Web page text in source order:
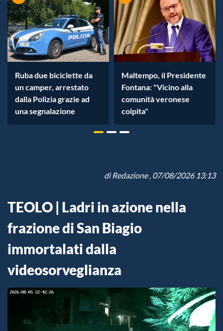
Ruba due biciclette da
un camper, arrestato
dalla Polizia grazie ad
una segnalazione
Maltempo, il Presidente
Fontana: "Vicino alla
comunità veronese
colpita"
diRedazione, 07/08/2026 13:13
TEOLO | Ladri in azione nella
frazione di San Biagio
immortalati dalla
videosorveglianza